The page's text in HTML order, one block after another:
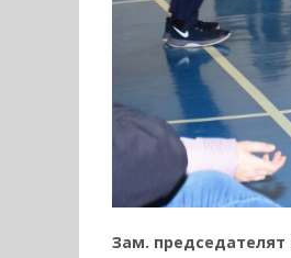
Зам. председателят